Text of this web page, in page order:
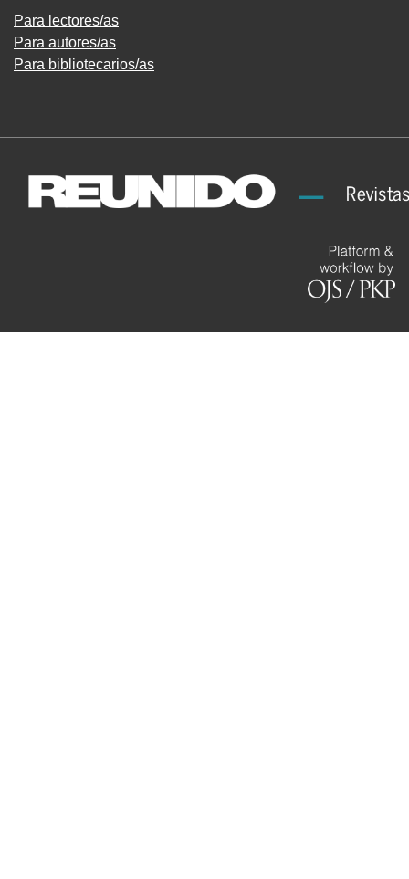
Para lectores/as
Para autores/as
Para bibliotecarios/as